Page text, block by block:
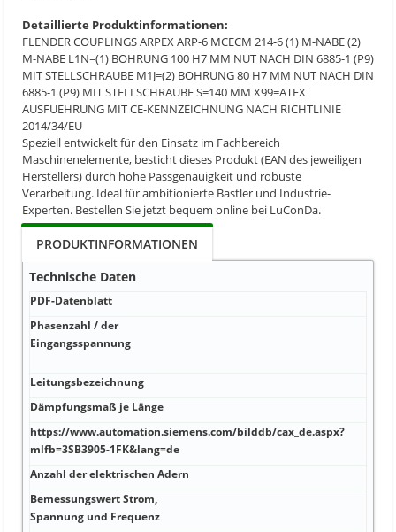
Detaillierte Produktinformationen:
FLENDER COUPLINGS ARPEX ARP-6 MCECM 214-6 (1) M-NABE (2)
M-NABE L1N=(1) BOHRUNG 100 H7 MM NUT NACH DIN 6885-1 (P9)
MIT STELLSCHRAUBE M1J=(2) BOHRUNG 80 H7 MM NUT NACH DIN
6885-1 (P9) MIT STELLSCHRAUBE S=140 MM X99=ATEX
AUSFUEHRUNG MIT CE-KENNZEICHNUNG NACH RICHTLINIE
2014/34/EU
Speziell entwickelt für den Einsatz im Fachbereich
Maschinenelemente, besticht dieses Produkt (EAN des jeweiligen
Herstellers) durch hohe Passgenauigkeit und robuste
Verarbeitung. Ideal für ambitionierte Bastler und Industrie-
Experten. Bestellen Sie jetzt bequem online bei LuConDa.
PRODUKTINFORMATIONEN
Technische Daten
PDF-Datenblatt
Phasenzahl / der
Eingangsspannung
Leitungsbezeichnung
Dämpfungsmaß je Länge
https://www.automation.siemens.com/bilddb/cax_de.aspx?
mlfb=3SB3905-1FK&lang=de
Anzahl der elektrischen Adern
Bemessungswert Strom,
Spannung und Frequenz